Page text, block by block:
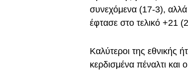
συνεχόμενα (17-3),
έφτασε στο τελικό +21
Καλύτεροι της εθνικής
κερδισμένα πέναλτι και